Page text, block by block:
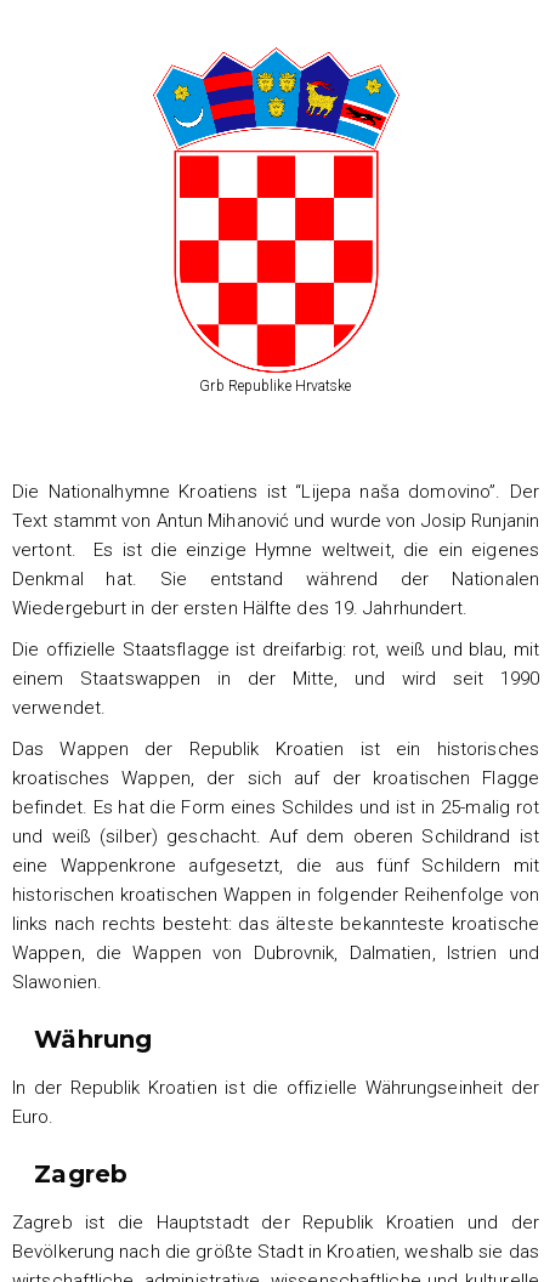
Grb Republike Hrvatske
Die Nationalhymne Kroatiens ist “Lijepa naša domovino”. Der
Text stammt von Antun Mihanović und wurde von Josip Runjanin
vertont. Es ist die einzige Hymne weltweit, die ein eigenes
Denkmal hat. Sie entstand während der Nationalen
Wiedergeburt in der ersten Hälfte des 19. Jahrhundert.
Die offizielle Staatsflagge ist dreifarbig: rot, weiß und blau, mit
einem Staatswappen in der Mitte, und wird seit 1990
verwendet.
Das Wappen der Republik Kroatien ist ein historisches
kroatisches Wappen, der sich auf der kroatischen Flagge
befindet. Es hat die Form eines Schildes und ist in 25-malig rot
und weiß (silber) geschacht. Auf dem oberen Schildrand ist
eine Wappenkrone aufgesetzt, die aus fünf Schildern mit
historischen kroatischen Wappen in folgender Reihenfolge von
links nach rechts besteht: das älteste bekannteste kroatische
Wappen, die Wappen von Dubrovnik, Dalmatien, Istrien und
Slawonien.
Währung
In der Republik Kroatien ist die offizielle Währungseinheit der
Euro.
Zagreb
Zagreb ist die Hauptstadt der Republik Kroatien und der
Bevölkerung nach die größte Stadt in Kroatien, weshalb sie das